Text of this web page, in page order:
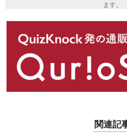
ます。
関連記